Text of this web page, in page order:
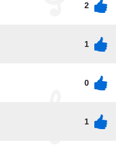
2
1
0
1